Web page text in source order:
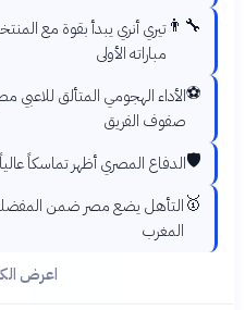
👨‍🔧تيري أنري يبدأ بقوة مع
مباراته الأولى
⚽الأداء الهجومي المتألق للاعبي
صفوف الفريق
🛡️الدفاع المصري أظهر تماسكاً
🥇التأهل يضع مصر ضمن المفضلين
المغرب
اعرض الكل